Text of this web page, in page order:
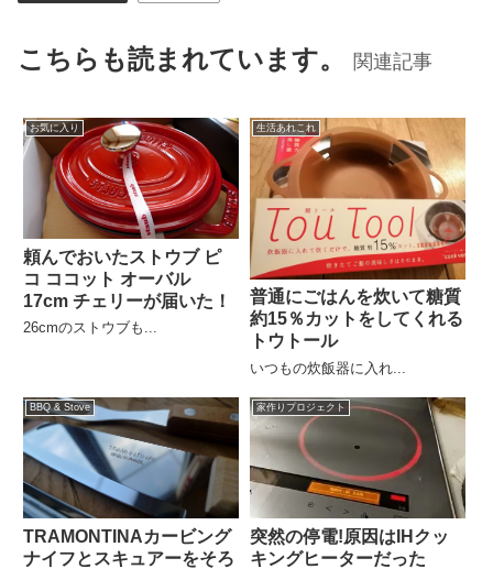
こちらも読まれています。 関連記事
お気に入り
頼んでおいたストウブ ピ
コ ココット オーバル
17cm チェリーが届いた！
26cmのストウブも...
生活あれこれ
普通にごはんを炊いて糖質
約15％カットをしてくれる
トウトール
いつもの炊飯器に入れ...
BBQ & Stove
TRAMONTINAカービング
ナイフとスキュアーをそろ
家作りプロジェクト
突然の停電!原因はIHクッ
キングヒーターだった